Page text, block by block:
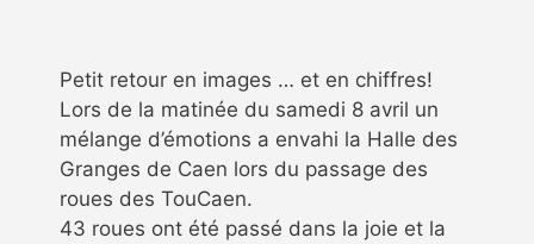
Petit retour en images … et en chiffres!
Lors de la matinée du samedi 8 avril un
mélange d’émotions a envahi la Halle des
Granges de Caen lors du passage des
roues des TouCaen.
43 roues ont été passé dans la joie et la